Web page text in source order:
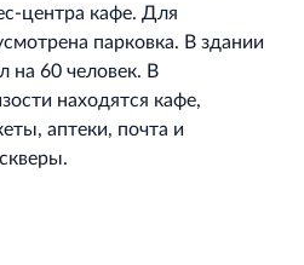
центра кафе. Для
парковка. В здании
на 60 человек. В
находятся кафе,
аптеки, почта и